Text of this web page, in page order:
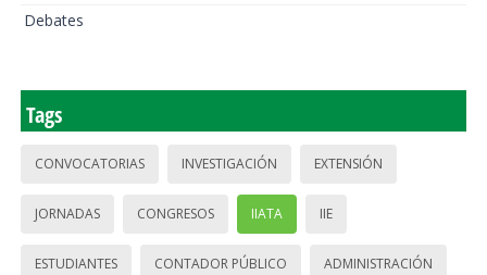
Debates
Tags
CONVOCATORIAS INVESTIGACIÓN EXTENSIÓN
JORNADAS CONGRESOS IIATA IIE
ESTUDIANTES CONTADOR PÚBLICO ADMINISTRACIÓN